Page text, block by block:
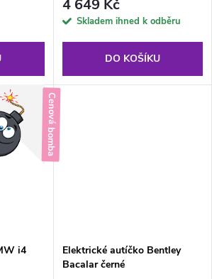
4 649 Kč
Skladem ihned k odběru
DO KOŠÍKU
i4
Elektrické autíčko Bentley
Bacalar černé